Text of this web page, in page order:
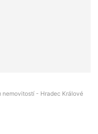
nemovitostí - Hradec Králové